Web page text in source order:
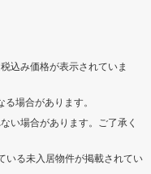
込み価格が表示されていま
場合があります。
い場合があります。ご了承く
いる未入居物件が掲載されてい